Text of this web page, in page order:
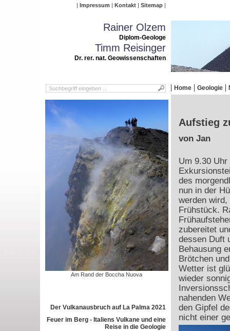
Impressum Kontakt Sitemap
Rainer Olzem
Diplom-Geologe
Timm Reisinger
Dr. rer. nat. Geowissenschaften
Home Geologie
Am Rand der Boccha Nuova
Der Vulkanausbruch auf La Palma 2021
Feuer im Berg - Italiens Vulkane und eine
Reise in die Geologie
Aufstieg
von Jan
Um 9.30
des
nun in der
werden
Frühstück.
zubereitet
dessen Duft
Behausung
Brötchen
Wetter ist
wieder
nahenden
den Gipfel
nicht einer